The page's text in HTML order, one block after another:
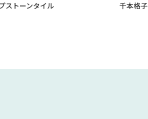
ストーンタイル 千本格子